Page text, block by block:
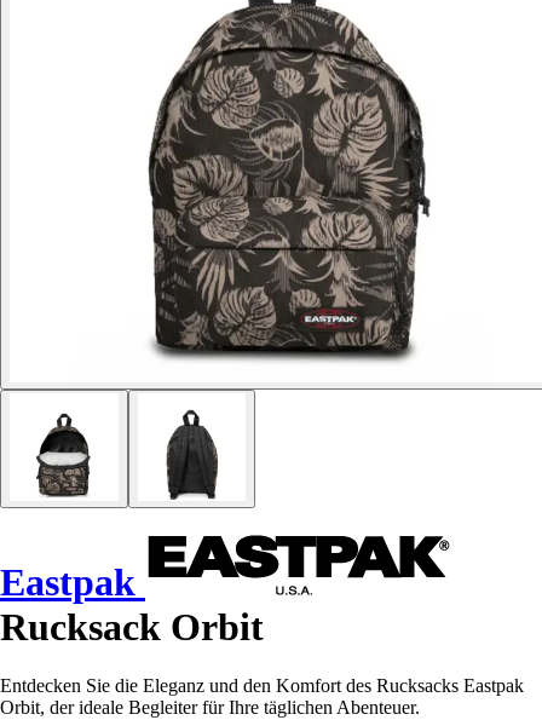
Eastpak
Rucksack Orbit
Entdecken Sie die Eleganz und den Komfort des Rucksacks Eastpak
Orbit, der ideale Begleiter für Ihre täglichen Abenteuer.